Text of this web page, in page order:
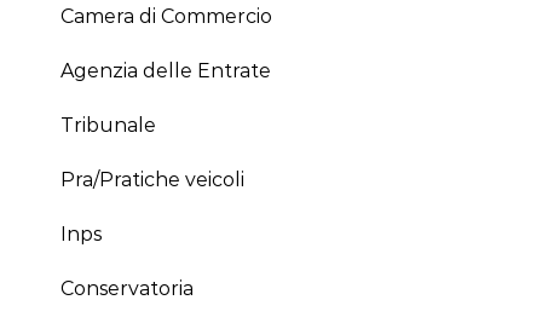
Camera di Commercio
Agenzia delle Entrate
Tribunale
Pra/Pratiche veicoli
Inps
Conservatoria